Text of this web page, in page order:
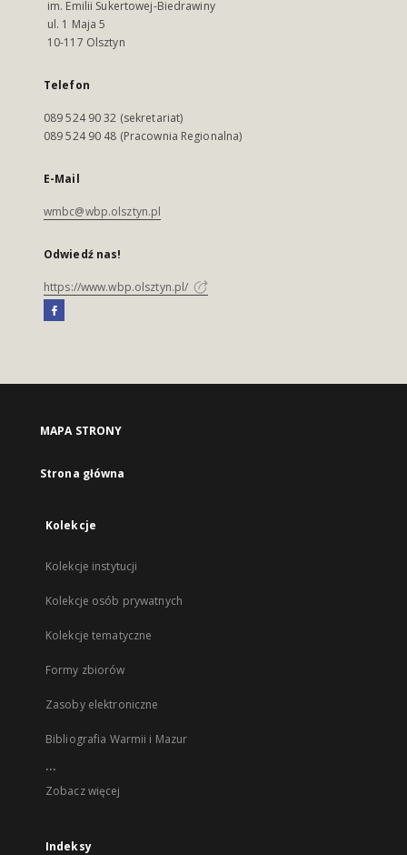
im. Emilii Sukertowej-Biedrawiny
ul. 1 Maja 5
10-117 Olsztyn
Telefon
089 524 90 32 (sekretariat)
089 524 90 48 (Pracownia Regionalna)
E-Mail
wmbc@wbp.olsztyn.pl
Odwiedź nas!
https://www.wbp.olsztyn.pl/
MAPA STRONY
Strona główna
Kolekcje
Kolekcje instytucji
Kolekcje osób prywatnych
Kolekcje tematyczne
Formy zbiorów
Zasoby elektroniczne
Bibliografia Warmii i Mazur
...
Zobacz więcej
Indeksy